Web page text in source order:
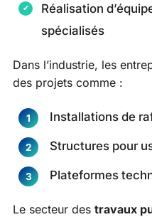
Réalisation
spécialisés
Dans l’industrie, les
des projets comme :
Installations de
Structures pour
Plateformes
Le secteur des travaux